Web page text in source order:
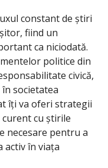
constant de știri
fiind un
ca niciodată.
politice din
civică,
societatea
îți va oferi strategii
cu știrile
necesare pentru a
activ în viața